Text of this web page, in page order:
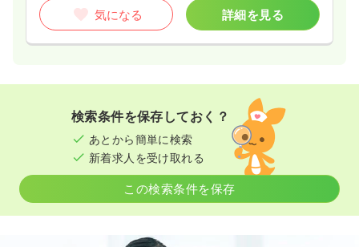
気になる 詳細を見る
検索条件を保存しておく？
あとから簡単に検索
新着求人を受け取れる
この検索条件を保存